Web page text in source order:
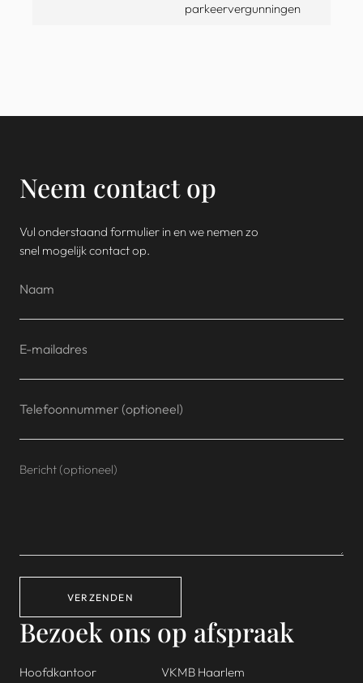
parkeervergunningen
Neem contact op
Vul onderstaand formulier in en we nemen zo
snel mogelijk contact op.
VERZENDEN
Bezoek ons op afspraak
Hoofdkantoor
VKMB Haarlem